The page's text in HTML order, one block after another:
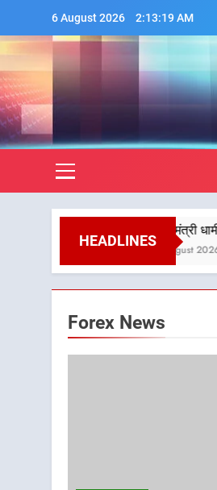
content
6 August 2026 2:13:20 AM
HEADLINES
मुख्यमंत्री धामी के कुशल नेतृत्व
4 August 2026
Forex News